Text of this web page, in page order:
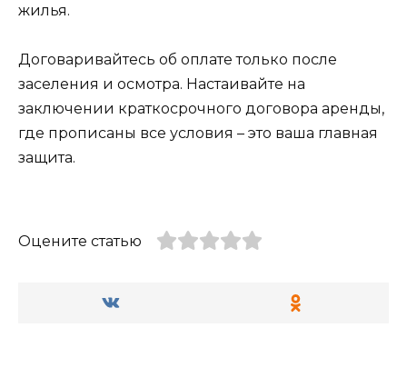
жилья.
Договаривайтесь об оплате только после
заселения и осмотра. Настаивайте на
заключении краткосрочного договора аренды,
где прописаны все условия – это ваша главная
защита.
Оцените статью